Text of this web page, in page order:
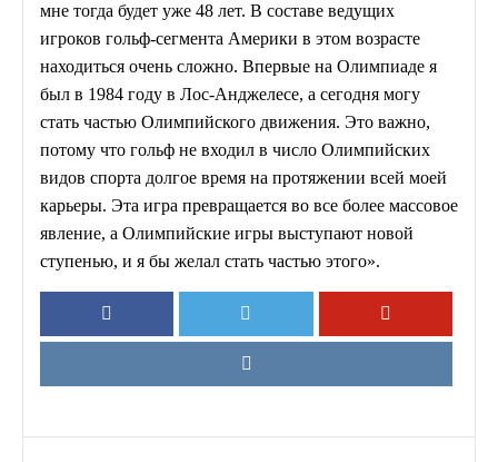
мне тогда будет уже 48 лет. В составе ведущих
игроков гольф-сегмента Америки в этом возрасте
находиться очень сложно. Впервые на Олимпиаде я
был в 1984 году в Лос-Анджелесе, а сегодня могу
стать частью Олимпийского движения. Это важно,
потому что гольф не входил в число Олимпийских
видов спорта долгое время на протяжении всей моей
карьеры. Эта игра превращается во все более массовое
явление, а Олимпийские игры выступают новой
ступенью, и я бы желал стать частью этого».